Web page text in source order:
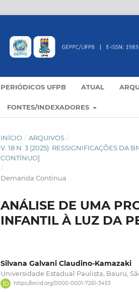
PERIÓDICOS UFPB ATUAL
FONTES/INDEXADORES
INÍCIO / ARQUIVOS /
V. 18 N. 3 (2025): RESSIGNIFICAÇÕES DA
CONTÍNUO]
/
Demanda Contínua
ANÁLISE DE UMA
INFANTIL À LUZ DA
Silvana Galvani Claudino-Kamazaki
Universidade Estadual Paulista, Bauru,
https://orcid.org/0000-0001-7261-3453